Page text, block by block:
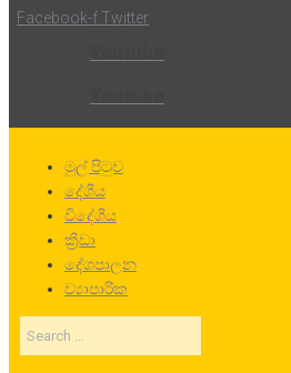
Facebook-f Twitter
මුල් පිටුව
දේශීය
විදේශීය
ක්‍රීඩා
දේශපාලන
ව්‍යාපාරික
Search
…